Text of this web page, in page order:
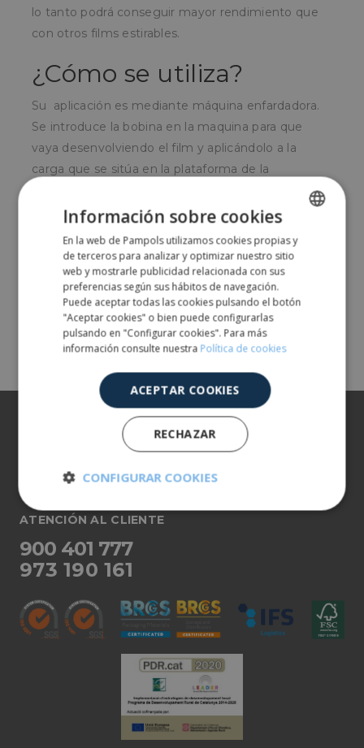
lo tanto podrá conseguir mayor rendimiento que
con otros films estirables.
¿Cómo se utiliza?
Su aplicación es mediante máquina enfardadora.
Se introduce la bobina en la maquina para que
vaya desenvolviendo el film y aplicándolo a la
carga que se sitúa en la plataforma de la
¿Para quién?
Para todo tipo de empresas que envíen cargas en
pallets.
Comparte
Nuestros productos
Más información
ATENCIÓN AL CLIENTE
900 401 777
973 190 161
SPANISH
ENGLISH
Información sobre cookies
En la web de Pampols utilizamos cookies propias y
de terceros para analizar y optimizar nuestro sitio
web y mostrarle publicidad relacionada con sus
preferencias según sus hábitos de navegación.
Puede aceptar todas las cookies pulsando el botón
"Aceptar cookies" o bien puede configurarlas
pulsando en "Configurar cookies". Para más
información consulte nuestra Política de cookies
ACEPTAR COOKIES
RECHAZAR
CONFIGURAR COOKIES
Cookies
estrictamente
necesarias
Cookies de
Cookies de
preferencias
Cookies de
funcionalidad
Cookies no clasificadas